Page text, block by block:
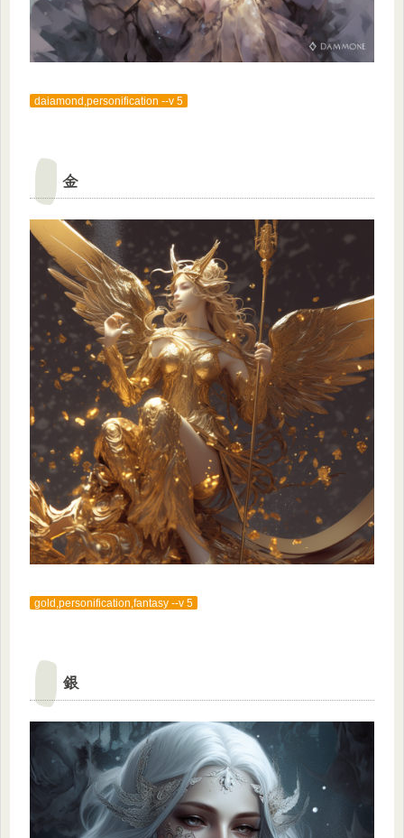
daiamond,personification --v 5
金
gold,personification,fantasy --v 5
銀